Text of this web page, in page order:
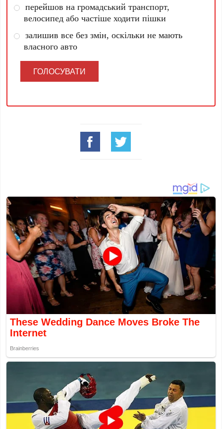
перейшов на громадський транспорт,
велосипед або частіше ходити пішки
залишив все без змін, оскільки не мають
власного авто